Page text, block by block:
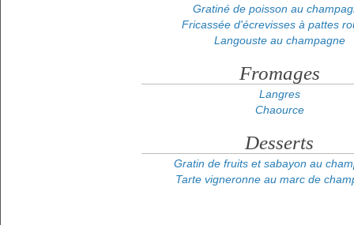
Gratiné de poisson au
Fricassée d'écrevisses à pattes
Langouste au champagne
Fromages
Langres
Chaource
Desserts
Gratin de fruits et sabayon au
Tarte vigneronne au marc de